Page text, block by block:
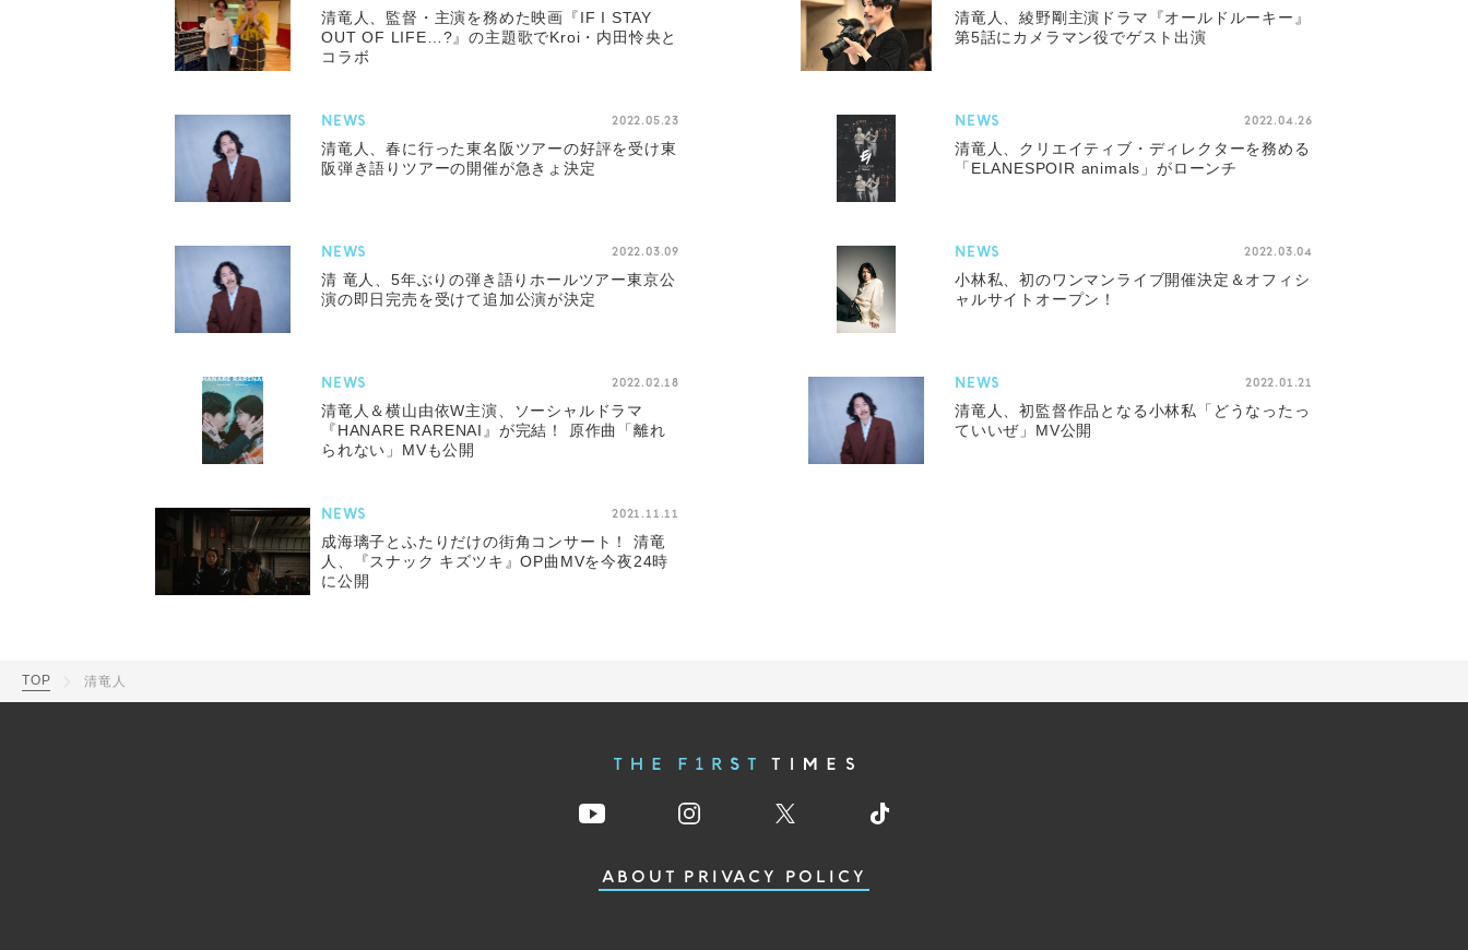
清竜人、監督・主演を務めた映画『IF I STAY
OUT OF LIFE…?』の主題歌でKroi・内田怜央と
コラボ
清竜人、綾野剛主演ドラマ『オールドルーキー』
第5話にカメラマン役でゲスト出演
NEWS 2022.05.23
清竜人、春に行った東名阪ツアーの好評を受け東
阪弾き語りツアーの開催が急きょ決定
NEWS 2022.04.26
清竜人、クリエイティブ・ディレクターを務める
「ELANESPOIR animals」がローンチ
NEWS 2022.03.09
清 竜人、5年ぶりの弾き語りホールツアー東京公
演の即日完売を受けて追加公演が決定
NEWS 2022.03.04
小林私、初のワンマンライブ開催決定＆オフィシ
ャルサイトオープン！
NEWS 2022.02.18
清竜人＆横山由依W主演、ソーシャルドラマ
『HANARE RARENAI』が完結！ 原作曲「離れ
られない」MVも公開
NEWS 2022.01.21
清竜人、初監督作品となる小林私「どうなったっ
ていいぜ」MV公開
NEWS 2021.11.11
成海璃子とふたりだけの街角コンサート！ 清竜
人、『スナック キズツキ』OP曲MVを今夜24時
に公開
TOP 清竜人
ABOUT PRIVACY POLICY